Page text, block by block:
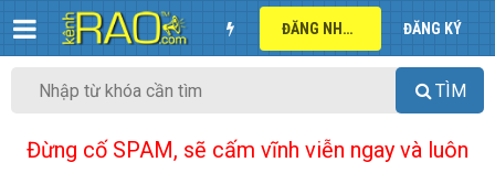
ĐĂNG NHẬP ĐĂNG KÝ
TÌM
Đừng cố SPAM, sẽ cấm vĩnh viễn ngay và luôn